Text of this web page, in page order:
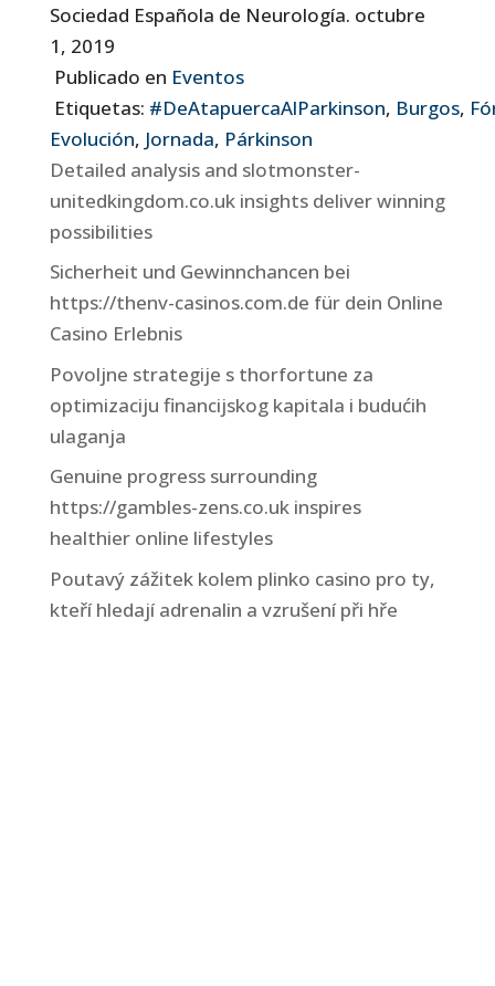
Sociedad Española de Neurología. octubre
1, 2019
Publicado en Eventos
Etiquetas: #DeAtapuercaAlParkinson, Burgos,
Evolución, Jornada, Párkinson
Detailed analysis and slotmonster-
unitedkingdom.co.uk insights deliver winning
possibilities
Sicherheit und Gewinnchancen bei
https://thenv-casinos.com.de für dein Online
Casino Erlebnis
Povoljne strategije s thorfortune za
optimizaciju financijskog kapitala i budućih
ulaganja
Genuine progress surrounding
https://gambles-zens.co.uk inspires
healthier online lifestyles
Poutavý zážitek kolem plinko casino pro ty,
kteří hledají adrenalin a vzrušení při hře